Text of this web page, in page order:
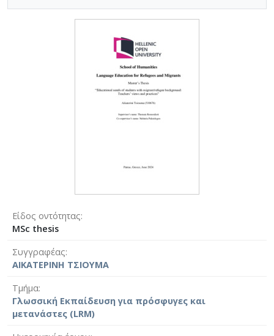
Είδος οντότητας
MSc thesis
Συγγραφέας
ΑΙΚΑΤΕΡΙΝΗ ΤΣΙΟΥΜΑ
Τμήμα
Γλωσσική Εκπαίδευση για πρόσφυγες και
μετανάστες (LRM)